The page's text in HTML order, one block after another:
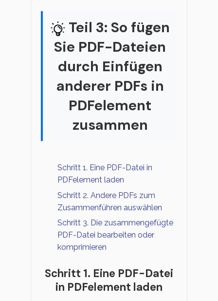
Teil 3: So fügen
Sie PDF-Dateien
durch Einfügen
anderer PDFs in
PDFelement
zusammen
Schritt 1. Eine PDF-Datei in
PDFelement laden
Schritt 2. Andere PDFs zum
Zusammenführen auswählen
Schritt 3. Die zusammengefügte
PDF-Datei bearbeiten oder
komprimieren
Schritt 1. Eine PDF-Datei
in PDFelement laden